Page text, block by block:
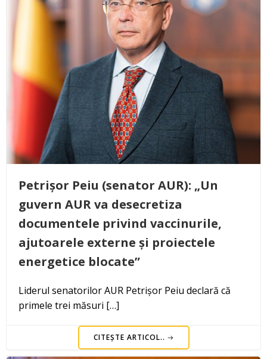
Petrișor Peiu (senator AUR): „Un
guvern AUR va desecretiza
documentele privind vaccinurile,
ajutoarele externe și proiectele
energetice blocate”
Liderul senatorilor AUR Petrișor Peiu declară că
primele trei măsuri […]
CITEȘTE ARTICOL..